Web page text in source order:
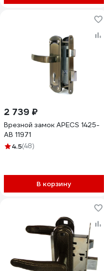
2 739 ₽
Врезной замок APECS 1425-
AB 11971
4.5(48)
В корзину